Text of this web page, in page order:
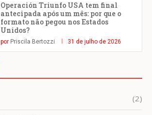
Operación Triunfo USA tem final
antecipada após um mês: por que o
formato não pegou nos Estados
Unidos?
por Priscila Bertozzi 31 de julho de 2026
(2)